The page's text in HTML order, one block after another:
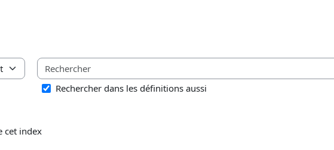
cet index
Rechercher dans les définitions aussi
cet index